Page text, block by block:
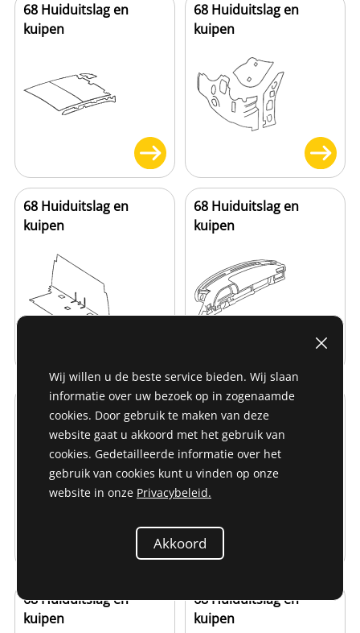
68 Huiduitslag en
kuipen
68 Huiduitslag en
kuipen
68 Huiduitslag en
kuipen
68 Huiduitslag en
kuipen
68 Huiduitslag en
kuipen
68 Huiduitslag en
kuipen
68 Huiduitslag en
kuipen
68 Huiduitslag en
kuipen
Wij willen u de beste service bieden. Wij slaan
informatie over uw bezoek op in zogenaamde
cookies. Door gebruik te maken van deze
website gaat u akkoord met het gebruik van
cookies. Gedetailleerde informatie over het
gebruik van cookies kunt u vinden op onze
website in onze Privacybeleid.
Akkoord